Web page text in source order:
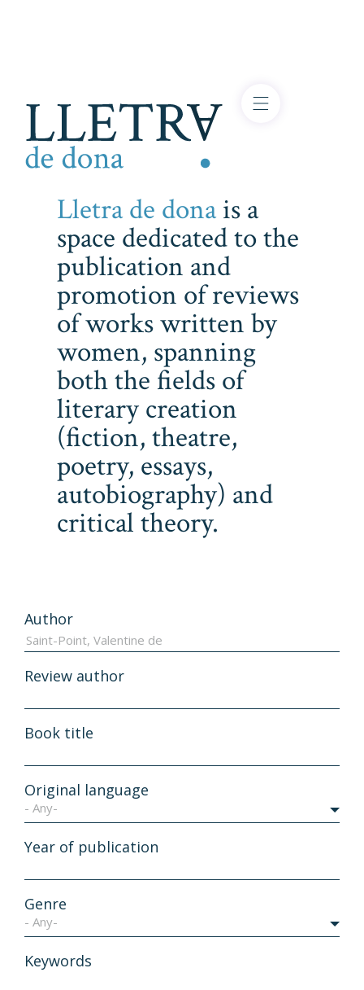
Lletra de donais a
space dedicated to the
publication and
promotion of reviews
of works written by
women, spanning
both the fields of
literary creation
(fiction, theatre,
poetry, essays,
autobiography) and
critical theory.
Author
Review author
Book title
Original language
- Any-
Year of publication
Genre
- Any-
Keywords